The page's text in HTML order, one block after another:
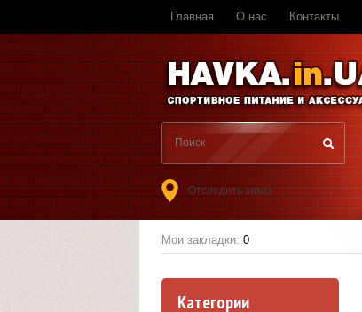
Главная О нас Контакты
Отследить заказ
Мои закладки: 0
Категории